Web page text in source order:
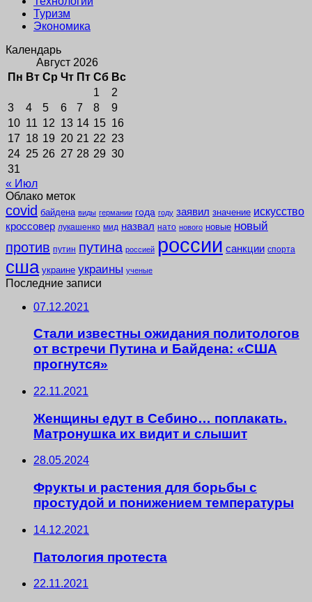
Туризм
Экономика
Календарь
Август 2026
Пн Вт Ср Чт Пт Сб Вс
1
2
3
4 5 6 7 8
9
10 11 12 13 14 15 16
17 18 19 20 21 22 23
24 25 26 27 28 29 30
31
« Июл
Облако меток
covid байдена виды германии года году заявил значение искусство
кроссовер лукашенко мид назвал нато нового новые новый
против путин путина россией россии санкции спорта
сша украине украины ученые
Последние записи
07.12.2021
Стали известны ожидания политологов
от встречи Путина и Байдена: «США
прогнутся»
22.11.2021
Женщины едут в Себино… поплакать.
Матронушка их видит и слышит
28.05.2024
Фрукты и растения для борьбы с
простудой и понижением температуры
14.12.2021
Патология протеста
22.11.2021